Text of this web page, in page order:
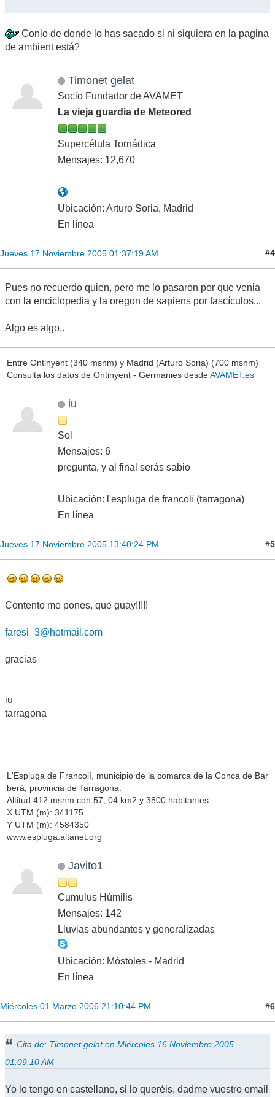
Conio de donde lo has sacado si ni siquiera en la pagina
de ambient está?
Timonet gelat
Socio Fundador de AVAMET
La vieja guardia de Meteored
Supercélula Tornádica
Mensajes: 12,670
Ubicación: Arturo Soria, Madrid
En línea
Jueves 17 Noviembre 2005 01:37:19 AM #4
Pues no recuerdo quien, pero me lo pasaron por que venia
con la enciclopedia y la oregon de sapiens por fascículos...
Algo es algo..
Entre Ontinyent (340 msnm) y Madrid (Arturo Soria) (700 msnm)
Consulta los datos de Ontinyent - Germanies desdeAVAMET.es
iu
Sol
Mensajes: 6
pregunta, y al final serás sabio
Ubicación: l'espluga de francolí (tarragona)
En línea
Jueves 17 Noviembre 2005 13:40:24 PM #5
Contento me pones, que guay!!!!!
faresi_3@hotmail.com
gracias
iu
tarragona
L'Espluga de Francolí, municipio de la comarca de la Conca de Bar
berà, provincia de Tarragona.
Altitud 412 msnm con 57, 04 km2 y 3800 habitantes.
X UTM (m): 341175
Y UTM (m): 4584350
www.espluga.altanet.org
Javito1
Cumulus Húmilis
Mensajes: 142
Lluvias abundantes y generalizadas
Ubicación: Móstoles - Madrid
En línea
Miércoles 01 Marzo 2006 21:10:44 PM #6
Cita de: Timonet gelat en Miércoles 16 Noviembre 2005
01:09:10 AM
Yo lo tengo en castellano, si lo queréis, dadme vuestro email